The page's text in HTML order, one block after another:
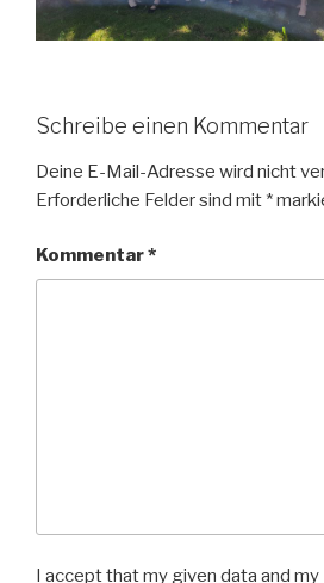
Schreibe einen Kommentar
Deine E-Mail-Adresse wird nicht
Erforderliche Felder sind mit *
Kommentar*
I accept that my given data and